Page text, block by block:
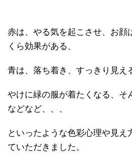
赤は、やる気を起こさせ、お顔
くら効果がある、
青は、落ち着き、すっきり見え
やけに緑の服が着たくなる、そ
などなど、、、
といったような色彩心理や見え
ていただきました。